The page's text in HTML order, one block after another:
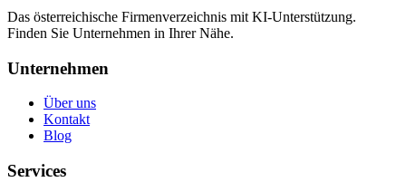
Das österreichische Firmenverzeichnis mit KI-Unterstützung.
Finden Sie Unternehmen in Ihrer Nähe.
Unternehmen
Über uns
Kontakt
Blog
Services